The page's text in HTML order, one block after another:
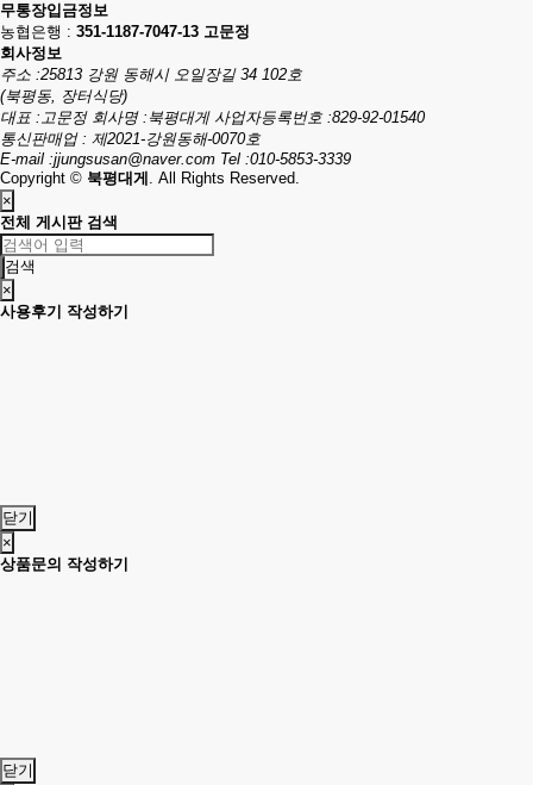
무통장입금정보
농협은행 : 351-1187-7047-13 고문정
회사정보
주소 :25813 강원 동해시 오일장길 34 102호
(북평동, 장터식당)
대표 :고문정 회사명 :북평대게 사업자등록번호 :829-92-01540
통신판매업 : 제2021-강원동해-0070호
E-mail :jjungsusan@naver.com Tel :010-5853-3339
Copyright © 북평대게 . All Rights Reserved.
×
전체 게시판 검색
검색
×
사용후기 작성하기
닫기
×
상품문의 작성하기
닫기